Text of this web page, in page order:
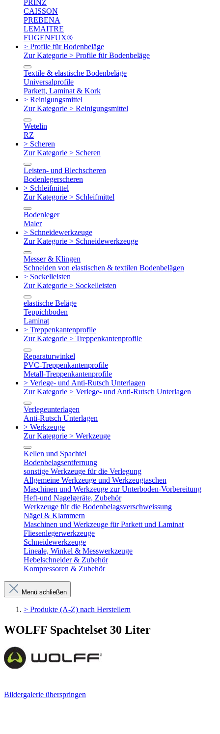
PRINZ
CAISSON
PREBENA
LEMAITRE
FUGENFUX®
> Profile für Bodenbeläge
Zur Kategorie > Profile für Bodenbeläge
Textile & elastische Bodenbeläge
Universalprofile
Parkett, Laminat & Kork
> Reinigungsmittel
Zur Kategorie > Reinigungsmittel
Wetelin
RZ
> Scheren
Zur Kategorie > Scheren
Leisten- und Blechscheren
Bodenlegerscheren
> Schleifmittel
Zur Kategorie > Schleifmittel
Bodenleger
Maler
> Schneidewerkzeuge
Zur Kategorie > Schneidewerkzeuge
Messer & Klingen
Schneiden von elastischen & textilen Bodenbelägen
> Sockelleisten
Zur Kategorie > Sockelleisten
elastische Beläge
Teppichboden
Laminat
> Treppenkantenprofile
Zur Kategorie > Treppenkantenprofile
Reparaturwinkel
PVC-Treppenkantenprofile
Metall-Treppenkantenprofile
> Verlege- und Anti-Rutsch Unterlagen
Zur Kategorie > Verlege- und Anti-Rutsch Unterlagen
Verlegeunterlagen
Anti-Rutsch Unterlagen
> Werkzeuge
Zur Kategorie > Werkzeuge
Kellen und Spachtel
Bodenbelagsentfernung
sonstige Werkzeuge für die Verlegung
Allgemeine Werkzeuge und Werkzeugtaschen
Maschinen und Werkzeuge zur Unterboden-Vorbereitung
Heft-und Nagelgeräte, Zubehör
Werkzeuge für die Bodenbelagsverschweissung
Nägel & Klammern
Maschinen und Werkzeuge für Parkett und Laminat
Fliesenlegerwerkzeuge
Schneidewerkzeuge
Lineale, Winkel & Messwerkzeuge
Hebelschneider & Zubehör
Kompressoren & Zubehör
Menü schließen
> Produkte (A-Z) nach Herstellern
WOLFF Spachtelset 30 Liter
Bildergalerie überspringen